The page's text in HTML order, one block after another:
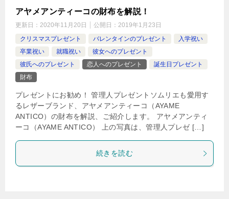
アヤメアンティーコの財布を解説！
更新日： 2020年11月20日 公開日： 2019年1月23日
クリスマスプレゼント
バレンタインのプレゼント
入学祝い
卒業祝い
就職祝い
彼女へのプレゼント
彼氏へのプレゼント
恋人へのプレゼント
誕生日プレゼント
財布
プレゼントにお勧め！ 管理人プレゼントソムリエも愛用す
るレザーブランド、アヤメアンティーコ（AYAME
ANTICO）の財布を解説、ご紹介します。 アヤメアンティ
ーコ（AYAME ANTICO） 上の写真は、管理人プレゼ […]
続きを読む